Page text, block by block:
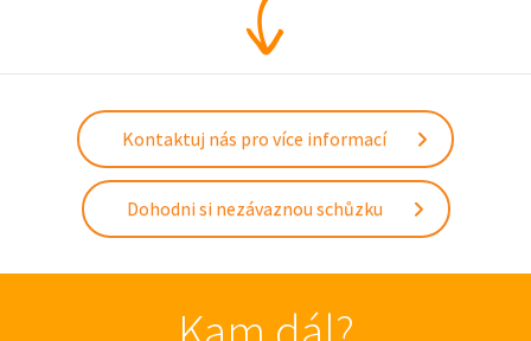
Kontaktuj nás pro více informací
Dohodni si nezávaznou schůzku